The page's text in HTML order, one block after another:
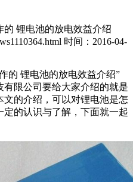
的 锂电池的放电效益介绍
时间：2016-04-
的 锂电池的放电效益介绍”
限公司要给大家介绍的就是
的介绍，可以对锂电池是怎
的认识与了解，下面就一起